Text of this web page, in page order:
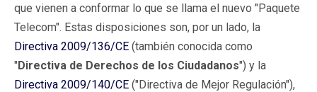
que vienen a conformar lo que se llama el nuevo "Paquete
Telecom". Estas disposiciones son, por un lado, la
Directiva 2009/136/CE (también conocida como
"Directiva de Derechos de los Ciudadanos") y la
Directiva 2009/140/CE ("Directiva de Mejor Regulación"),